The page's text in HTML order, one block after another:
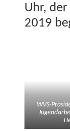
Uhr,
2019
WVS-